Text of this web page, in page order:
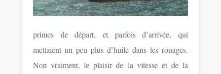
primes de départ, et parfois d’arrivée, qui
mettaient un peu plus d’huile dans les rouages.
Non vraiment, le plaisir de la vitesse et de la